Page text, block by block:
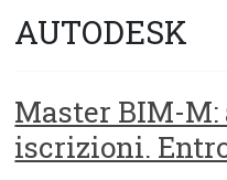
degli
di
Roma
AUTODESK
Master BIM-
iscrizioni.